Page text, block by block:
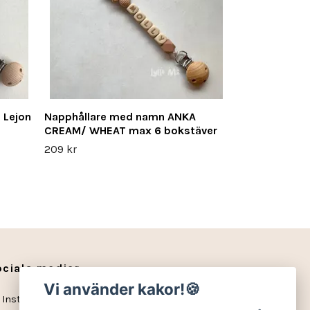
Napphållare med namn ANKA
CREAM/ WHEAT max 6 bokstäver
209 kr
medier
Instagram
Vi använder kakor!🍪